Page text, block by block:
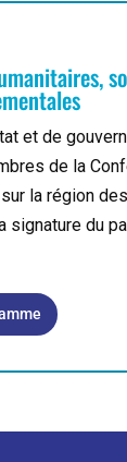
et de
de la
la région
signature du